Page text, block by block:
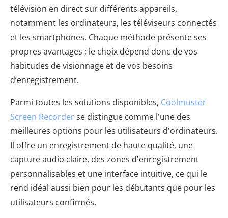
télévision en direct sur différents appareils,
notamment les ordinateurs, les téléviseurs connectés
et les smartphones. Chaque méthode présente ses
propres avantages ; le choix dépend donc de vos
habitudes de visionnage et de vos besoins
d’enregistrement.
Parmi toutes les solutions disponibles, Coolmuster
Screen Recorderse distingue comme l'une des
meilleures options pour les utilisateurs d'ordinateurs.
Il offre un enregistrement de haute qualité, une
capture audio claire, des zones d'enregistrement
personnalisables et une interface intuitive, ce qui le
rend idéal aussi bien pour les débutants que pour les
utilisateurs confirmés.